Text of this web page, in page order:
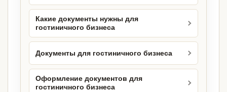
Какие документы нужны для
гостиничного бизнеса
Документы для гостиничного бизнеса
Оформление документов для
гостиничного бизнеса